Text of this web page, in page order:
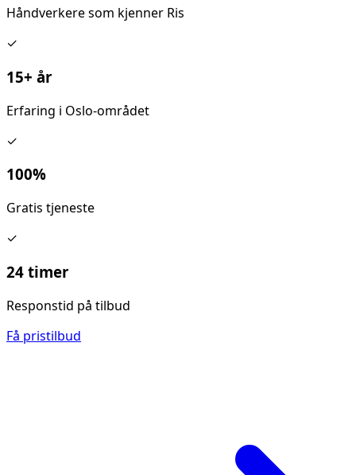
Håndverkere som kjenner Ris
✓
15+ år
Erfaring i Oslo-området
✓
100%
Gratis tjeneste
✓
24 timer
Responstid på tilbud
Få pristilbud